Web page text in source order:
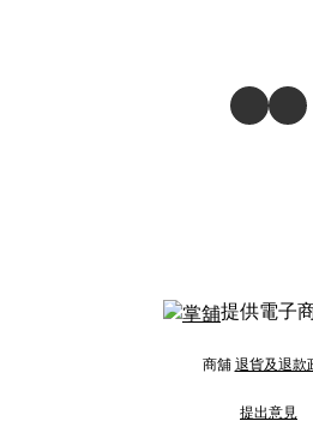
提供電子
商舖 退貨及退款
提出意見